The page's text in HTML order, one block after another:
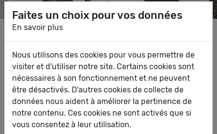
Portobello Market. En quelques années et suite au
succès rencontré, Pepe Jeans s’imposent ainsi comme
le numéro un du marché anglais du jean, dans les
années 1980. Ils partent alors à la conquête du monde,
en commençant par les États-Unis puis l’Europe où
durant quelques années, Pepe Jeans est l’une des
principales marques du secteur. Très tendances, les
Faites un choix pour vos données
En savoir plus
Nous utilisons des cookies pour vous permettre de
visiter et d'utiliser notre site. Certains cookies sont
nécessaires à son fonctionnement et ne peuvent
être désactivés. D'autres cookies de collecte de
données nous aident à améliorer la pertinence de
notre contenu. Ces cookies ne sont activés que si
vous consentez à leur utilisation.